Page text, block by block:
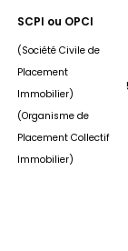
SCPI ou OPCI
(Société Civile de
Placement
Immobilier)
(Organisme de
Placement Collectif
Immobilier)